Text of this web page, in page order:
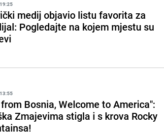
medij objavio listu favorita za
Pogledajte na kojem mjestu su
Bosnia, Welcome to America":
Zmajevima stigla i s krova Rocky